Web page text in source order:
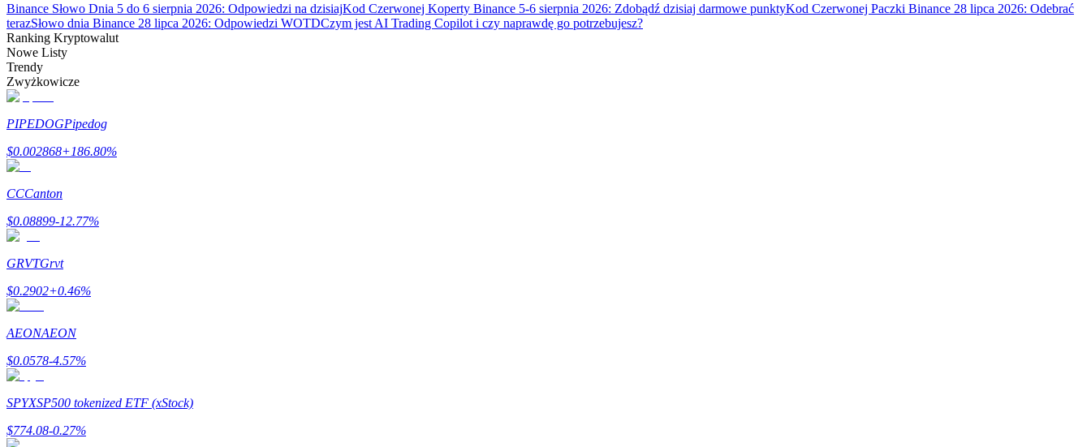
Blokady BTR
Pożyczki
Usługa pożyczek wspieranych kryptowalutami
Binance Słowo Dnia 5 do 6 sierpnia 2026: Odpowiedzi na dzisiajKod Czerwonej Koperty Binance 5-6 sierpnia 2026: Zdobądź dzisiaj darmowe punktyKod Czerwonej Paczki Binance 28 lipca 2026: Odebrać
terazSłowo dnia Binance 28 lipca 2026: Odpowiedzi WOTDCzym jest AI Trading Copilot i czy naprawdę go potrzebujesz?
Ranking Kryptowalut
Nowe Listy
Trendy
Zwyżkowicze
PIPEDOGPipedog
$0.002868+186.80%
CCCanton
$0.08899-12.77%
GRVTGrvt
$0.2902+0.46%
AEONAEON
$0.0578-4.57%
SPYXSP500 tokenized ETF (xStock)
$774.08-0.27%